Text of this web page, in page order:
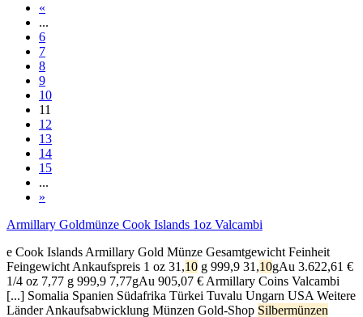
«
...
6
7
8
9
10
11
12
13
14
15
...
»
Armillary Goldmünze Cook Islands 1oz Valcambi
e Cook Islands Armillary Gold Münze Gesamtgewicht Feinheit
Feingewicht Ankaufspreis 1 oz 31,10 g 999,9 31,10gAu 3.622,61 €
1/4 oz 7,77 g 999,9 7,77gAu 905,07 € Armillary Coins Valcambi
[...] Somalia Spanien Südafrika Türkei Tuvalu Ungarn USA Weitere
Länder Ankaufsabwicklung Münzen Gold-Shop Silbermünzen